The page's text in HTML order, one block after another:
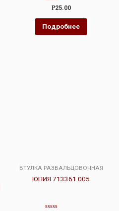
Оценка
из
5
Р25.00
Подробнее
ВТУЛКА РАЗВАЛЬЦОВОЧНАЯ
ЮПИЯ 713361.005